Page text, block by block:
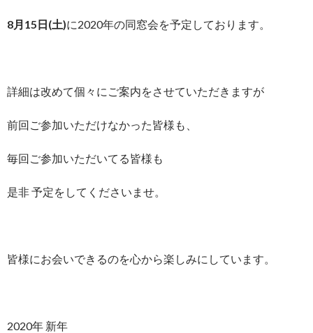
8月15日(土)に2020年の同窓会を予定しております。
詳細は改めて個々にご案内をさせていただきますが
前回ご参加いただけなかった皆様も、
毎回ご参加いただいてる皆様も
是非 予定をしてくださいませ。
皆様にお会いできるのを心から楽しみにしています。
2020年 新年